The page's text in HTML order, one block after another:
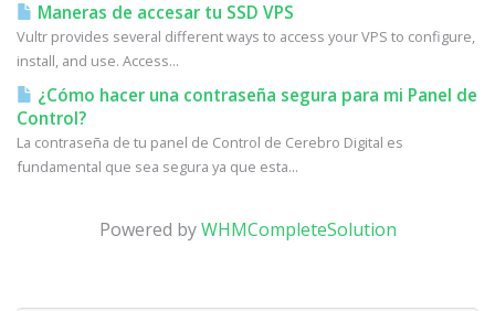
Maneras de accesar tu SSD VPS
Vultr provides several different ways to access your VPS to configure,
install, and use. Access...
¿Cómo hacer una contraseña segura para mi Panel de
Control?
La contraseña de tu panel de Control de Cerebro Digital es
fundamental que sea segura ya que esta...
Powered byWHMCompleteSolution